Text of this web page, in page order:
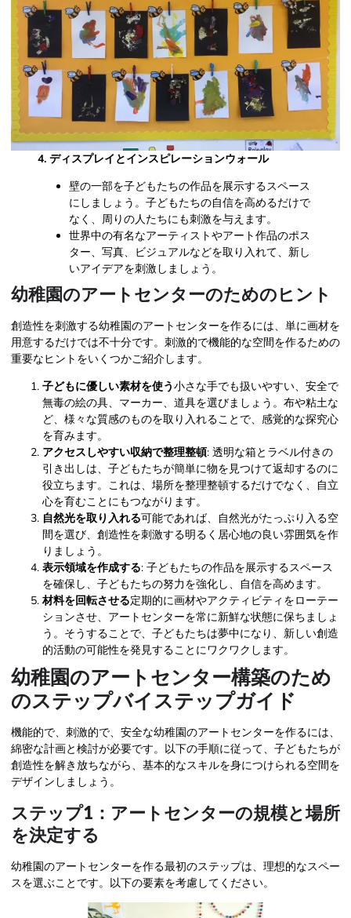
4. ディスプレイとインスピレーションウォール
壁の一部を子どもたちの作品を展示するスペース
にしましょう。子どもたちの自信を高めるだけで
なく、周りの人たちにも刺激を与えます。
世界中の有名なアーティストやアート作品のポス
ター、写真、ビジュアルなどを取り入れて、新し
いアイデアを刺激しましょう。
幼稚園のアートセンターのためのヒント
創造性を刺激する幼稚園のアートセンターを作るには、単に画材を
用意するだけでは不十分です。刺激的で機能的な空間を作るための
重要なヒントをいくつかご紹介します。
子どもに優しい素材を使う小さな手でも扱いやすい、安全で
無毒の絵の具、マーカー、道具を選びましょう。布や粘土な
ど、様々な質感のものを取り入れることで、感覚的な探究心
を育みます。
アクセスしやすい収納で整理整頓: 透明な箱とラベル付きの
引き出しは、子どもたちが簡単に物を見つけて返却するのに
役立ちます。これは、場所を整理整頓するだけでなく、自立
心を育むことにもつながります。
自然光を取り入れる可能であれば、自然光がたっぷり入る空
間を選び、創造性を刺激する明るく居心地の良い雰囲気を作
りましょう。
表示領域を作成する: 子どもたちの作品を展示するスペース
を確保し、子どもたちの努力を強化し、自信を高めます。
材料を回転させる定期的に画材やアクティビティをローテー
ションさせ、アートセンターを常に新鮮な状態に保ちましょ
う。そうすることで、子どもたちは夢中になり、新しい創造
的活動の可能性を発見することにワクワクします。
幼稚園のアートセンター構築のため
のステップバイステップガイド
機能的で、刺激的で、安全な幼稚園のアートセンターを作るには、
綿密な計画と検討が必要です。以下の手順に従って、子どもたちが
創造性を解き放ちながら、基本的なスキルを身につけられる空間を
デザインしましょう。
ステップ1：アートセンターの規模と場所
を決定する
幼稚園のアートセンターを作る最初のステップは、理想的なスペー
スを選ぶことです。以下の要素を考慮してください。